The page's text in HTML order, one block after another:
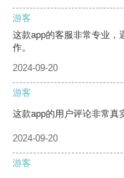
游客
这款app的客服非常专业，
作。
2024-09-20
游客
这款app的用户评论非常真
2024-09-20
游客